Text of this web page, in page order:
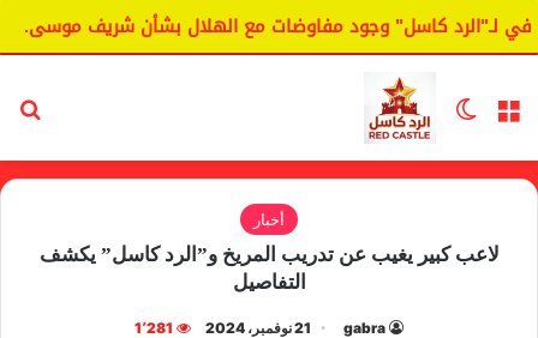
كاسل" وجود مفاوضات مع الهلال بشأن شريف موسى.
القائمة الوضع المظلم
أخبار
لاعب كبير يغيب عن تدريب المريخ و”الرد كاسل” يكشف
التفاصيل
gabra 21 نوفمبر، 2024 1٬281